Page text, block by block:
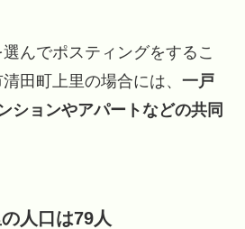
んでポスティングをするこ
田町上里の場合には、 一戸
ションやアパートなどの共同
人口は79人